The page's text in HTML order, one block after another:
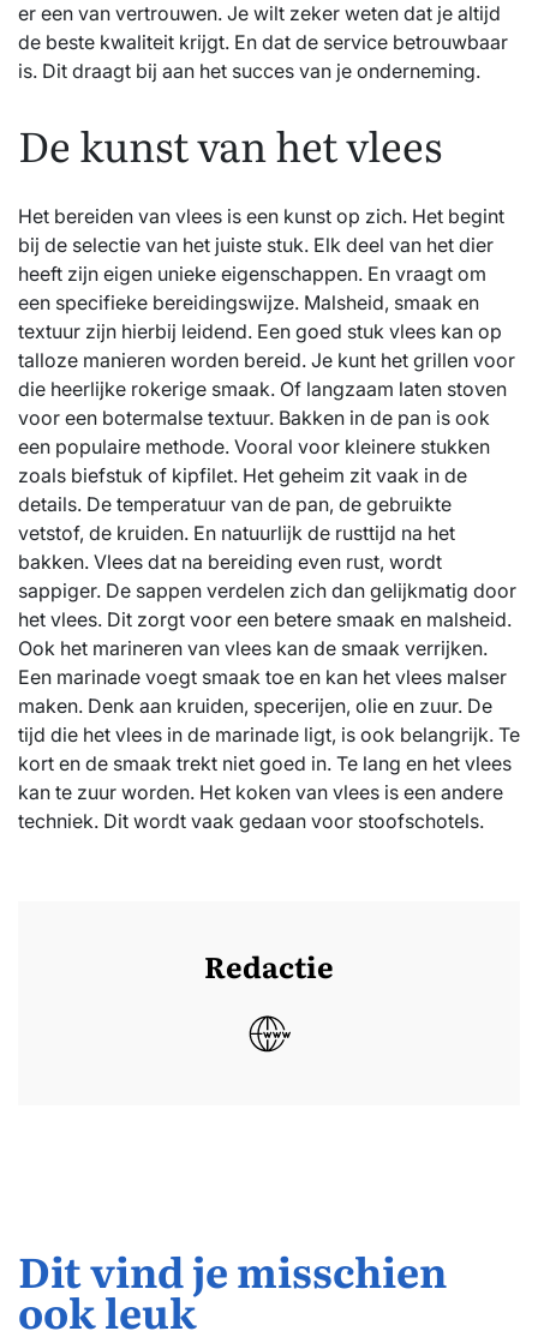
er een van vertrouwen. Je wilt zeker weten dat je altijd
de beste kwaliteit krijgt. En dat de service betrouwbaar
is. Dit draagt bij aan het succes van je onderneming.
De kunst van het vlees
Het bereiden van vlees is een kunst op zich. Het begint
bij de selectie van het juiste stuk. Elk deel van het dier
heeft zijn eigen unieke eigenschappen. En vraagt om
een specifieke bereidingswijze. Malsheid, smaak en
textuur zijn hierbij leidend. Een goed stuk vlees kan op
talloze manieren worden bereid. Je kunt het grillen voor
die heerlijke rokerige smaak. Of langzaam laten stoven
voor een botermalse textuur. Bakken in de pan is ook
een populaire methode. Vooral voor kleinere stukken
zoals biefstuk of kipfilet. Het geheim zit vaak in de
details. De temperatuur van de pan, de gebruikte
vetstof, de kruiden. En natuurlijk de rusttijd na het
bakken. Vlees dat na bereiding even rust, wordt
sappiger. De sappen verdelen zich dan gelijkmatig door
het vlees. Dit zorgt voor een betere smaak en malsheid.
Ook het marineren van vlees kan de smaak verrijken.
Een marinade voegt smaak toe en kan het vlees malser
maken. Denk aan kruiden, specerijen, olie en zuur. De
tijd die het vlees in de marinade ligt, is ook belangrijk. Te
kort en de smaak trekt niet goed in. Te lang en het vlees
kan te zuur worden. Het koken van vlees is een andere
techniek. Dit wordt vaak gedaan voor stoofschotels.
Redactie
Dit vind je misschien
ook leuk